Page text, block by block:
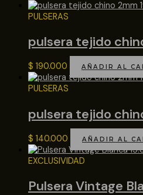
PULSERAS
pulsera tejido
$ 190.000 AÑADIR AL
PULSERAS
pulsera tejido
$ 140.000 AÑADIR AL
EXCLUSIVIDAD
Pulsera Vintage